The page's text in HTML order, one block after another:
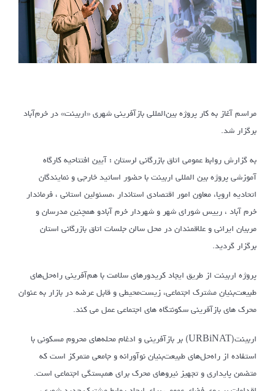
مراسم آغاز به کار پروژه بین‌المللی بازآفرینی شهری «اربینت» در خرم‌آباد
برگزار شد.
به گزارش روابط عمومی اتاق بازرگانی لرستان ؛ آیین افتتاحیه کارگاه
آموزشی پروژه بین المللی اربینت با حضور اساتید خارجی و نمایندگان
اتحادیه اروپا، معاون امور اقتصادی استاندار ،مسئولین استانی ، فرماندار
خرم آباد ، رییس شورای شهر و شهردار خرم آبادو همچنین مدرسان و
مربیان ایرانی و علاقمندان در محل سالن جلسات اتاق بازرگانی استان
برگزار گردید.
پروژه اربینت از طریق ایجاد کریدورهای سلامت با هم‌آفرینی راه‌حل‌های
طبیعت‌بنیانِ مشترک اجتماعی، زیست‌محیطی و قابل عرضه در بازار به عنوان
محرک های بازآفرینی سکونتگاه های اجتماعی عمل می کند.
اربینت(URBiNAT) بر بازآفرینی و ادغام محله‌های محروم مسکونی با
استفاده از راه‌حل‌های طبیعت‌بنیان نوآورانه و جامعی متمرکز است که
متضمن پایداری و تجهیز نیروهای محرک برای همبستگی اجتماعی است.